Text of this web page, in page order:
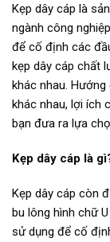
Kẹp dây cáp là
ngành công
để cố định các
kẹp dây cáp chất
khác nhau.
khác nhau, lợi ích
bạn đưa ra lựa
Kẹp dây cáp là
Kẹp dây cáp còn
bu lông hình chữ
sử dụng để cố